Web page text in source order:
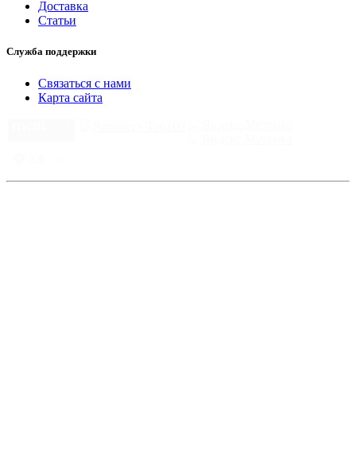
Доставка
Статьи
Служба поддержки
Связаться с нами
Карта сайта